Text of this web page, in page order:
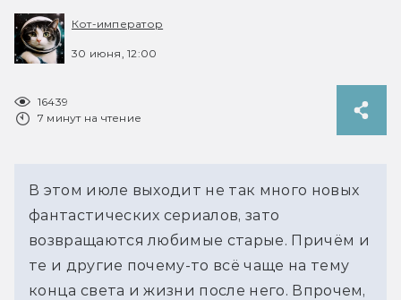
Кот-император
30 июня, 12:00
16439
7 минут на чтение
В этом июле выходит не так много новых
фантастических сериалов, зато
возвращаются любимые старые. Причём и
те и другие почему-то всё чаще на тему
конца света и жизни после него. Впрочем,